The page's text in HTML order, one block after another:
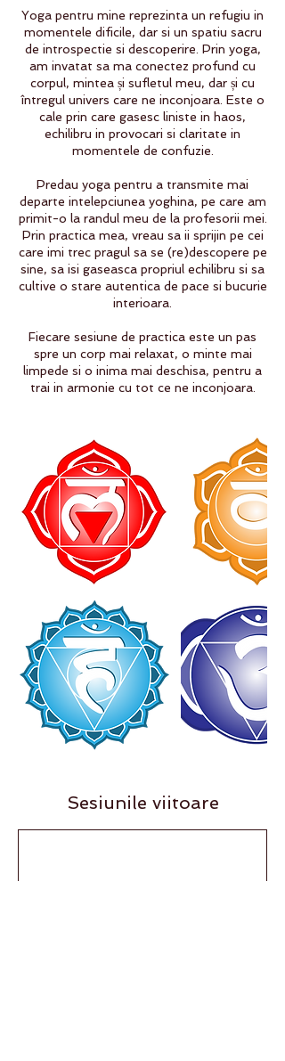
Yoga pentru mine reprezinta un refugiu in
momentele dificile, dar si un spatiu sacru
de introspectie si descoperire. Prin yoga,
am invatat sa ma conectez profund cu
corpul, mintea și sufletul meu, dar și cu
întregul univers care ne inconjoara. Este o
cale prin care gasesc liniste in haos,
echilibru in provocari si claritate in
momentele de confuzie.
Predau yoga pentru a transmite mai
departe intelepciunea yoghina, pe care am
primit-o la randul meu de la profesorii mei.
Prin practica mea, vreau sa ii sprijin pe cei
care imi trec pragul sa se (re)descopere pe
sine, sa isi gaseasca propriul echilibru si sa
cultive o stare autentica de pace si bucurie
interioara.
Fiecare sesiune de practica este un pas
spre un corp mai relaxat, o minte mai
limpede si o inima mai deschisa, pentru a
trai in armonie cu tot ce ne inconjoara.
Sesiunile viitoare